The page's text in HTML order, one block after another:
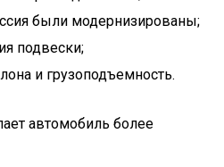
были модернизированы;
подвески;
и грузоподъемность.
автомобиль более